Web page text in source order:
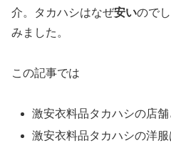
介。タカハシはなぜ安いので
みました。
この記事では
激安衣料品タカハシの店舗
激安衣料品タカハシの洋服